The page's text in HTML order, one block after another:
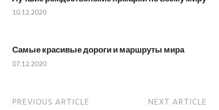
10.12.2020
Самые красивые дороги и маршруты мира
07.12.2020
PREVIOUS ARTICLE NEXT ARTICLE